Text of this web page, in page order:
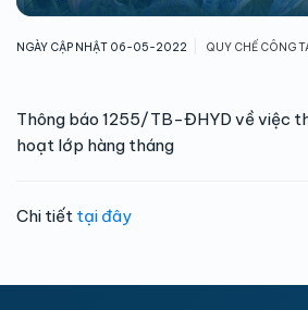
NGÀY CẬP NHẬT 06-05-2022 QUY CHẾ CÔNG
Thông báo 1255/TB-ĐHYD về việc
hoạt lớp hàng tháng
Chi tiết tại đây